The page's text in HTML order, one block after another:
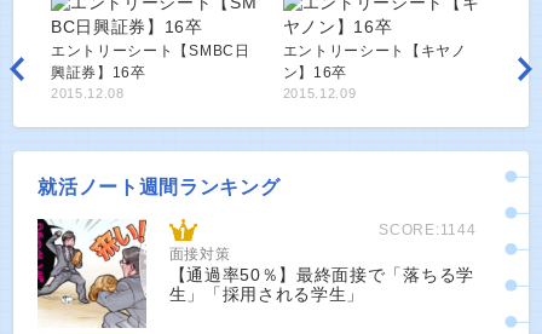
エントリーシート【SMBC日
興証券】16卒
2015.12.08
エントリーシート【キヤノ
ン】16卒
2015.12.09
就活ノート週間ランキング
SCORE:1144
面接対策
【通過率50％】最終面接で「落ちる学
生」「採用される学生」